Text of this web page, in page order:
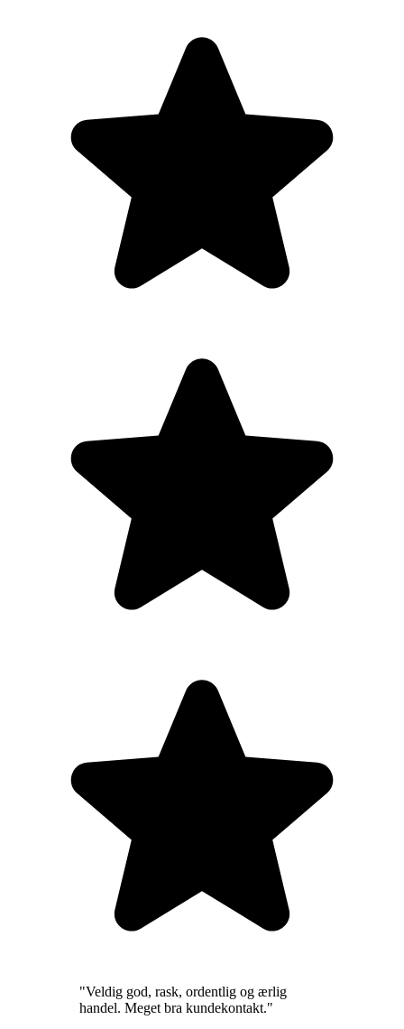
"Veldig god, rask, ordentlig og ærlig
handel. Meget bra kundekontakt."